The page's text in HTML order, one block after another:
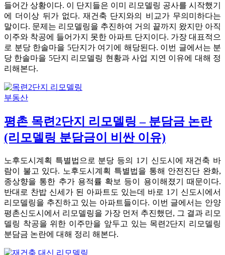
들어간 상황이다. 이 단지들은 이미 리모델링 공사를 시작했기
에 더이상 뒤가 없다. 재건축 단지와의 비교가 무의미하다는
말이다. 문제는 리모델링을 추진하여 거의 끝까지 왔지만 아직
이주와 착공에 들어가지 못한 아파트 단지이다. 가장 대표적으
로 분당 한솔마을 5단지가 여기에 해당된다. 이번 글에서는 분
당 한솔마을 5단지 리모델링 현황과 사업 지연 이유에 대해 정
리해본다.
부동산
평촌 목련2단지 리모델링 – 분담금 논란
(리모델링 분담금이 비싼 이유)
노후도시계획 특별법으로 분당 등의 1기 신도시에 재건축 바
람이 불고 있다. 노후도시계획 특별법을 통해 안전진단 완화,
종상향을 통한 추가 용적률 확보 등이 용이해졌기 때문이다.
반대로 찬밥 신세가 된 아파트도 있는데 바로 1기 신도시에서
리모델링을 추진하고 있는 아파트들이다. 이번 글에서는 안양
평촌신도시에서 리모델링을 가장 먼저 추진했던, 그 결과 리모
델링 착공을 위한 이주만을 앞두고 있는 목련2단지 리모델링
분담금 논란에 대해 정리 해본다.